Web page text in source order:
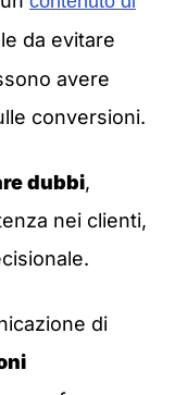
da evitare
avere
conversioni.
dubbi,
nei clienti,
di